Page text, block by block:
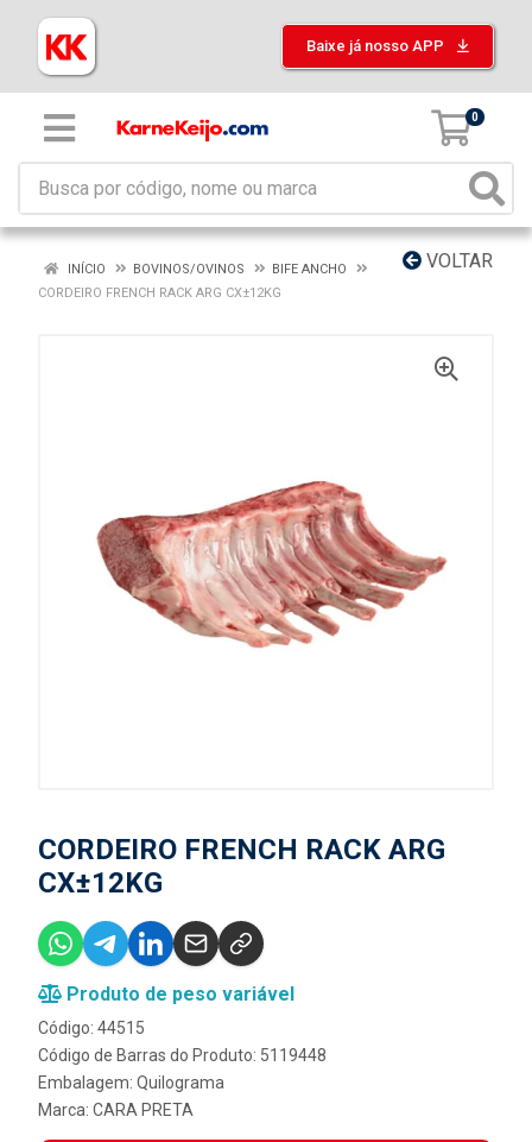
Baixe já nosso APP
0
VOLTAR
INÍCIO BOVINOS/OVINOS
BIFE ANCHO
CORDEIRO FRENCH RACK ARG CX±12KG
CORDEIRO FRENCH RACK ARG
CX±12KG
Produto de peso variável
Código: 44515
Código de Barras do Produto: 5119448
Embalagem: Quilograma
Marca: CARA PRETA